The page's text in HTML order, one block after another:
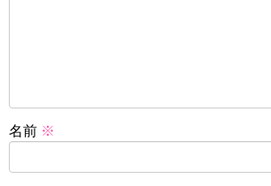
名前 ※